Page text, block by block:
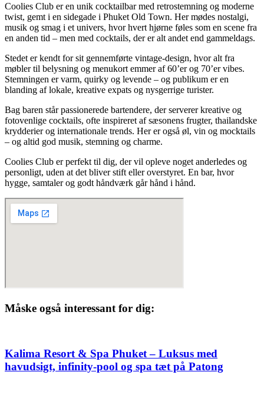
Coolies Club er en unik cocktailbar med retrostemning og moderne
twist, gemt i en sidegade i Phuket Old Town. Her mødes nostalgi,
musik og smag i et univers, hvor hvert hjørne føles som en scene fra
en anden tid – men med cocktails, der er alt andet end gammeldags.
Stedet er kendt for sit gennemførte vintage-design, hvor alt fra
møbler til belysning og menukort emmer af 60’er og 70’er vibes.
Stemningen er varm, quirky og levende – og publikum er en
blanding af lokale, kreative expats og nysgerrige turister.
Bag baren står passionerede bartendere, der serverer kreative og
fotovenlige cocktails, ofte inspireret af sæsonens frugter, thailandske
krydderier og internationale trends. Her er også øl, vin og mocktails
– og altid god musik, stemning og charme.
Coolies Club er perfekt til dig, der vil opleve noget anderledes og
personligt, uden at det bliver stift eller overstyret. En bar, hvor
hygge, samtaler og godt håndværk går hånd i hånd.
Måske også interessant for dig:
Kalima Resort & Spa Phuket – Luksus med
havudsigt, infinity-pool og spa tæt på Patong